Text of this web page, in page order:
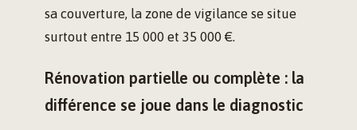
sa couverture, la zone de vigilance se situe
surtout entre 15 000 et 35 000 €.
Rénovation partielle ou complète : la
différence se joue dans le diagnostic